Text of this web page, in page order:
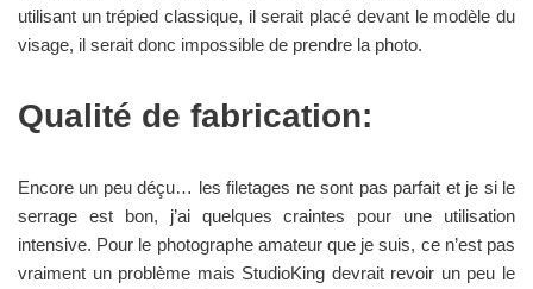
utilisant un trépied classique, il serait placé devant le modèle du
visage, il serait donc impossible de prendre la photo.
Qualité de fabrication:
Encore un peu déçu… les filetages ne sont pas parfait et je si le
serrage est bon, j’ai quelques craintes pour une utilisation
intensive. Pour le photographe amateur que je suis, ce n’est pas
vraiment un problème mais StudioKing devrait revoir un peu le